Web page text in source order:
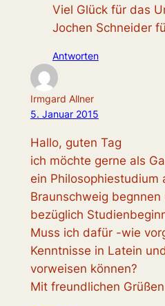
Viel Glück für das
Jochen Schneider
Antworten
Irmgard Allner
5. Januar 2015
Hallo, guten Tag
ich möchte gerne als
ein Philosophiestudium
Braunschweig
bezüglich
Muss ich dafür -wie
Kenntnisse in Latein
vorweisen können?
Mit freundlichen Grüßen